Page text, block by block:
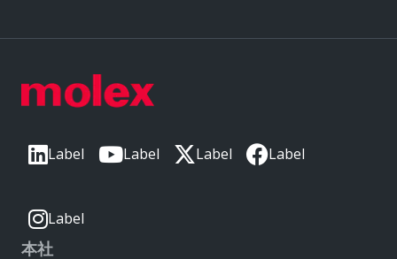
Label Label Label Label
Label
本社